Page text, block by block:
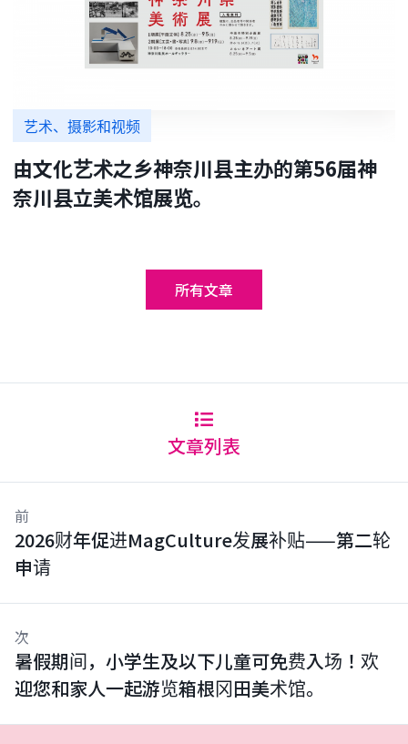
艺术、摄影和视频
由文化艺术之乡神奈川县主办的第56届神
奈川县立美术馆展览。
所有文章
文章列表
前
2026财年促进MagCulture发展补贴——第二轮
申请
次
暑假期间，小学生及以下儿童可免费入场！欢
迎您和家人一起游览箱根冈田美术馆。